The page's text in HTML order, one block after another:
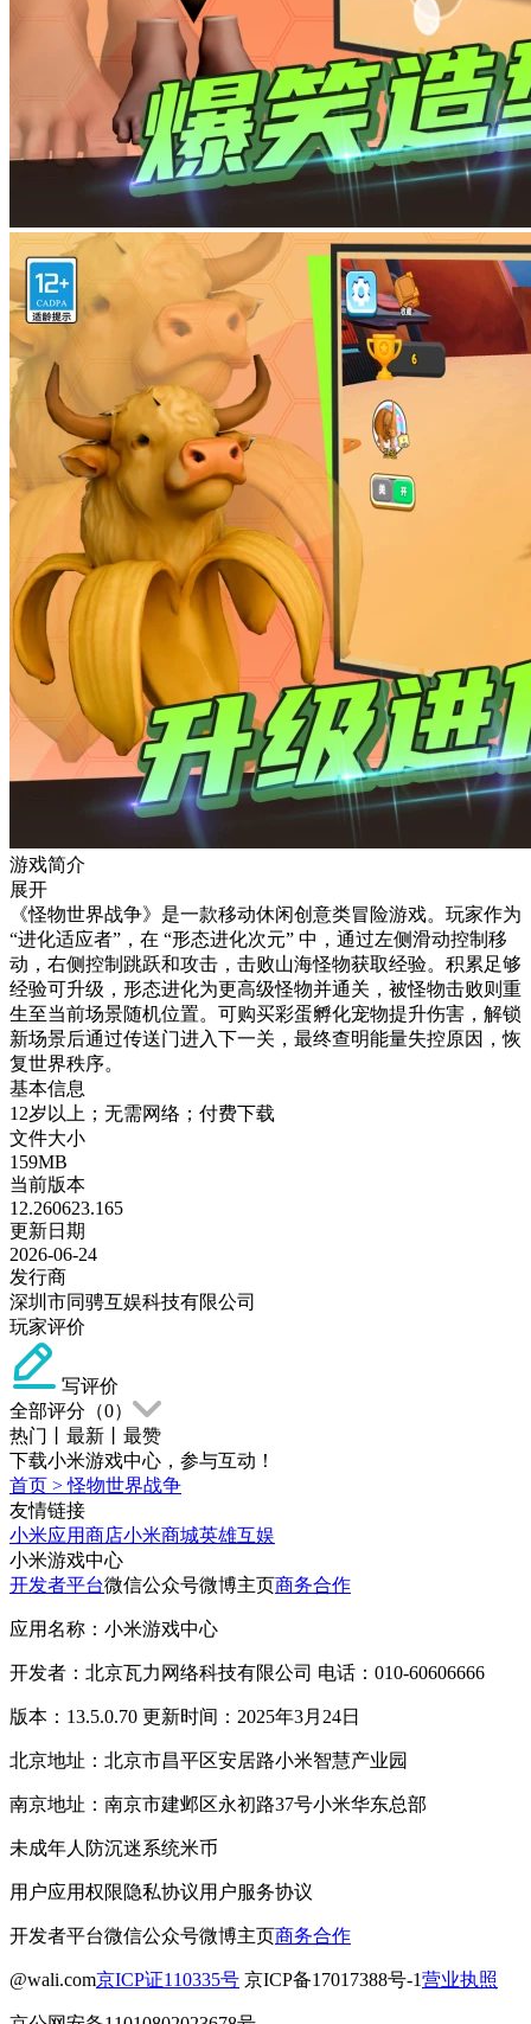
游戏简介
展开
《怪物世界战争》是一款移动休闲创意类冒险游戏。玩家作为
“进化适应者”，在 “形态进化次元” 中，通过左侧滑动控制移
动，右侧控制跳跃和攻击，击败山海怪物获取经验。积累足够
经验可升级，形态进化为更高级怪物并通关，被怪物击败则重
生至当前场景随机位置。可购买彩蛋孵化宠物提升伤害，解锁
新场景后通过传送门进入下一关，最终查明能量失控原因，恢
复世界秩序。
基本信息
12岁以上；无需网络；付费下载
文件大小
159MB
当前版本
12.260623.165
更新日期
2026-06-24
发行商
深圳市同骋互娱科技有限公司
玩家评价
写评价
全部评分（0）
热门
最新
最赞
下载小米游戏中心，参与互动！
首页 >怪物世界战争
友情链接
小米应用商店小米商城英雄互娱
小米游戏中心
开发者平台微信公众号微博主页商务合作
应用名称：小米游戏中心
开发者：北京瓦力网络科技有限公司 电话：010-60606666
版本：13.5.0.70 更新时间：2025年3月24日
北京地址：北京市昌平区安居路小米智慧产业园
南京地址：南京市建邺区永初路37号小米华东总部
未成年人防沉迷系统米币
用户应用权限隐私协议用户服务协议
开发者平台微信公众号微博主页商务合作
@wali.com京ICP证110335号 京ICP备17017388号-1营业执照